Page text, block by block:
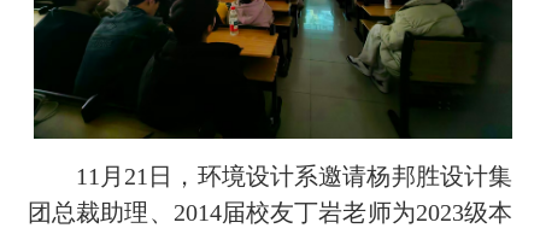
11月21日，环境设计系邀请杨邦胜设计集
团总裁助理、2014届校友丁岩老师为2023级本